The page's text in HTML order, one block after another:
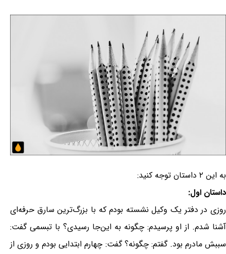
به این ۲ داستان توجه کنید:
داستان اول:
روزی در دفتر یک وکیل نشسته بودم که با بزرگ‌ترین سارق حرفه‌ای
آشنا شدم. از او پرسیدم: چگونه به این‌جا رسیدی؟ با تبسمی گفت:
سببش مادرم بود. گفتم: چگونه؟ گفت: چهارم ابتدایی بودم و روزی از